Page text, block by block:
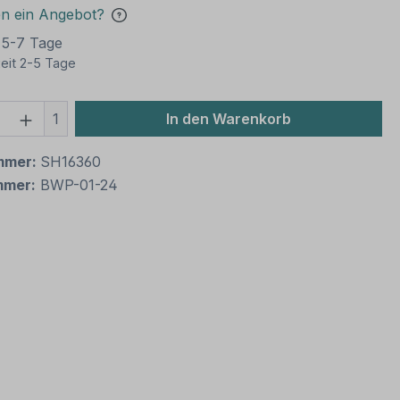
ein Angebot?
7 Tage
2-5 Tage
Anzahl: Gib den gewünschten Wert
1 In den Warenkorb
SH16360
BWP-01-24